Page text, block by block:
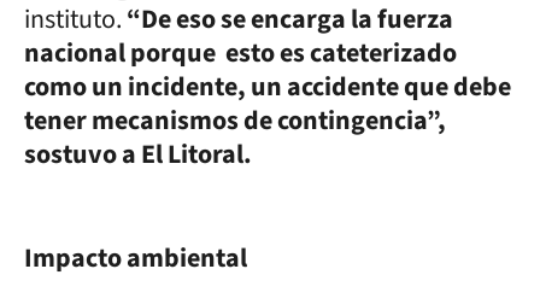
instituto.“De eso se encarga la fuerza
nacional porque esto es cateterizado
como un incidente, un accidente que debe
tener mecanismos de contingencia”,
sostuvo a El Litoral.
Impacto ambiental